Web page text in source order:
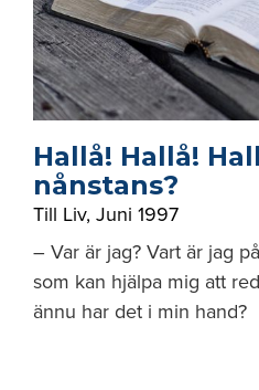
Hallå! Hallå!
nånstans?
Till Liv, Juni 1997
– Var är jag? Vart är jag
som kan hjälpa mig att
ännu har det i min hand?